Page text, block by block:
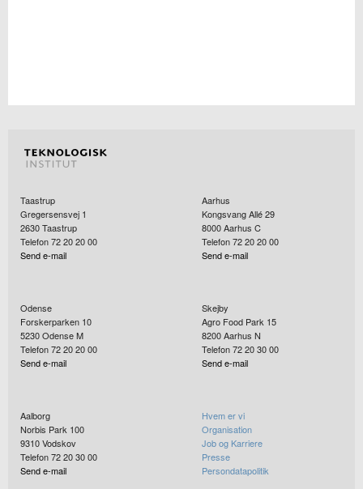
Taastrup
Gregersensvej 1
2630Taastrup
Telefon 72 20 20 00
Send e-mail
Aarhus
Kongsvang Allé 29
8000Aarhus C
Telefon 72 20 20 00
Send e-mail
Odense
Forskerparken 10
5230Odense M
Telefon 72 20 20 00
Send e-mail
Skejby
Agro Food Park 15
8200Aarhus N
Telefon 72 20 30 00
Send e-mail
Aalborg
Norbis Park 100
9310Vodskov
Telefon 72 20 30 00
Send e-mail
Hvem er vi
Organisation
Job og Karriere
Presse
Persondatapolitik